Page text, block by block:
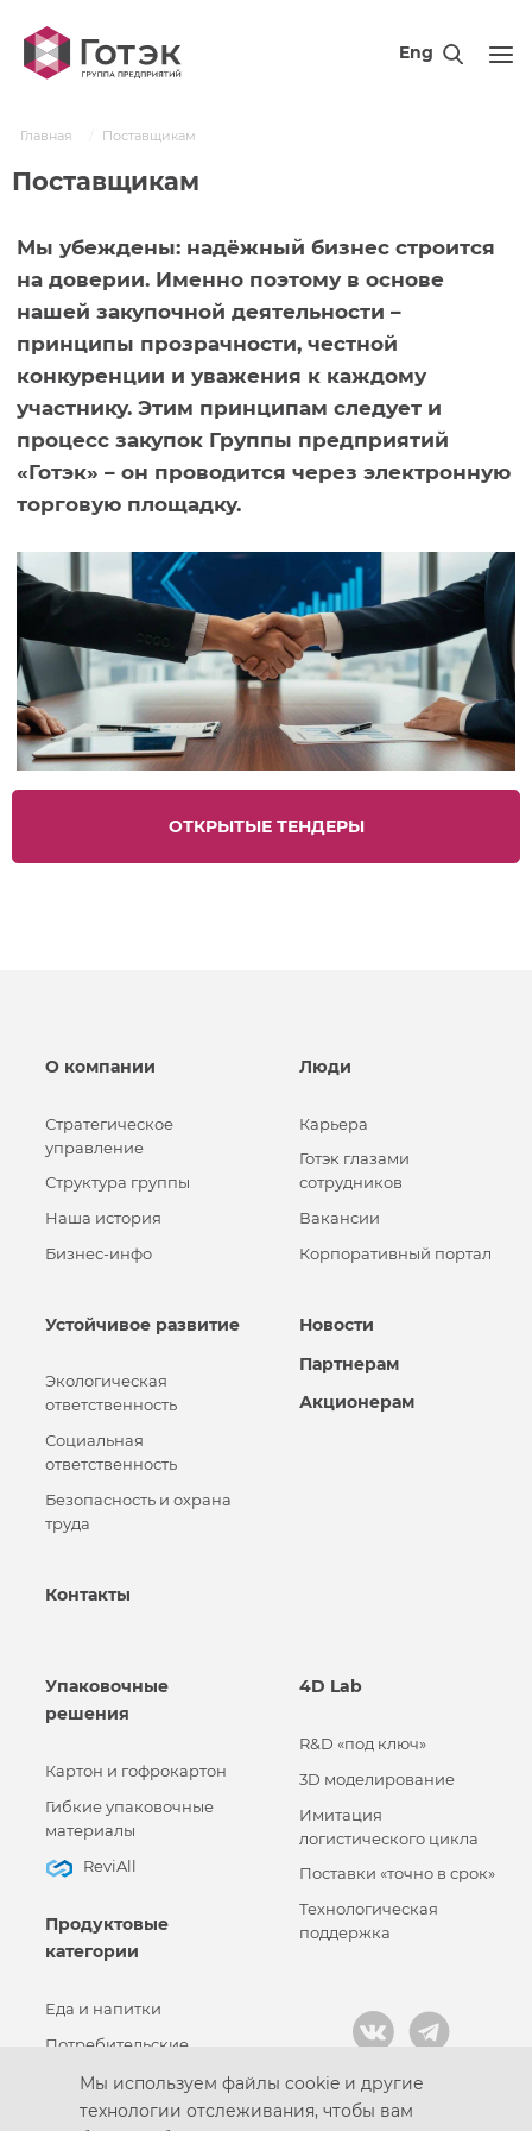
Eng
Главная Поставщикам
Поставщикам
Мы убеждены: надёжный бизнес строится
на доверии. Именно поэтому в основе
нашей закупочной деятельности –
принципы прозрачности, честной
конкуренции и уважения к каждому
участнику. Этим принципам следует и
процесс закупок Группы предприятий
«Готэк» – он проводится через электронную
торговую площадку.
ОТКРЫТЫЕ ТЕНДЕРЫ
О компании
Стратегическое
управление
Структура группы
Наша история
Бизнес-инфо
Люди
Карьера
Готэк глазами
сотрудников
Вакансии
Корпоративный портал
Устойчивое развитие
Экологическая
ответственность
Социальная
ответственность
Безопасность и охрана
труда
Новости
Партнерам
Акционерам
Контакты
Упаковочные
решения
Картон и гофрокартон
Гибкие упаковочные
материалы
ReviAll
Продуктовые
категории
Еда и напитки
Потребительские
Промышленные товары
4D Lab
R&D «под ключ»
3D моделирование
Имитация
логистического цикла
Поставки «точно в срок»
Технологическая
поддержка
Мы используем файлы cookie и другие
технологии отслеживания, чтобы вам